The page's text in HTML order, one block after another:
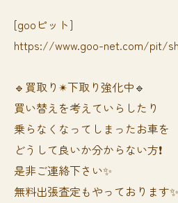
[gooピット]
https://www.goo-net.com/pit/
🔹買取り✴︎下取り強化中🔹
買い替えを考えていらしたり
乗らなくなってしまったお車を
どうして良いか分からない方❗️
是非ご連絡下さい✨
無料出張査定もやっております✨